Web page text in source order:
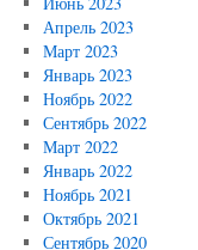
Апрель 2023
Март 2023
Январь 2023
Ноябрь 2022
Сентябрь 2022
Март 2022
Январь 2022
Ноябрь 2021
Октябрь 2021
Сентябрь 2020